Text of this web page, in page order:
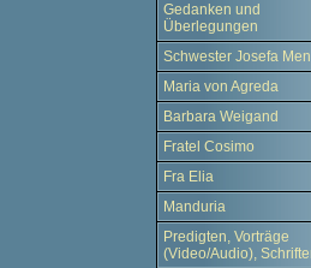
Gedanken und
Überlegungen
Schwester Josefa
Maria von Agreda
Barbara Weigand
Fratel Cosimo
Fra Elia
Manduria
Predigten, Vorträge
(Video/Audio),